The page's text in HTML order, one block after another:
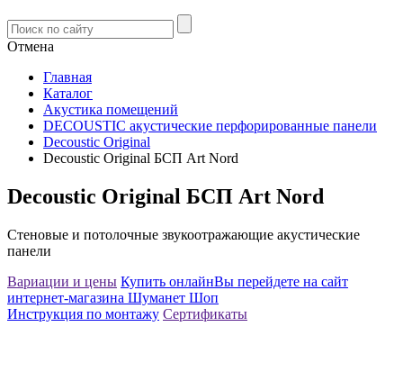
Отмена
Главная
Каталог
Акустика помещений
DECOUSTIC акустические перфорированные панели
Decoustic Original
Decoustic Original БСП Art Nord
Decoustic Original БСП Art Nord
Стеновые и потолочные звукоотражающие акустические
панели
Вариации и цены Купить онлайнВы перейдете на сайт
интернет-магазина Шуманет Шоп
Инструкция по монтажу Сертификаты